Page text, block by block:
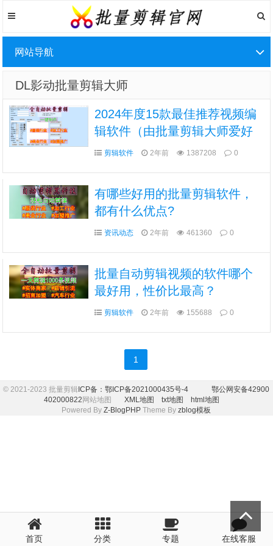
网站导航
DL影动批量剪辑大师
2024年度15款最佳推荐视频编
辑软件（由批量剪辑大师爱好
者推荐）
剪辑软件 2年前 1387208 0
有哪些好用的批量剪辑软件，
都有什么优点?
资讯动态 2年前 461360 0
批量自动剪辑视频的软件哪个
最好用，性价比最高？
剪辑软件 2年前 155688 0
1
© 2021-2023 批量剪辑 ICP备：鄂ICP备2021000435号-4
鄂公网安备42900
402000822 网站地图XML地图 txt地图
html地图
Powered ByZ-BlogPHP Theme Byzblog模板
首页 分类 专题 在线客服